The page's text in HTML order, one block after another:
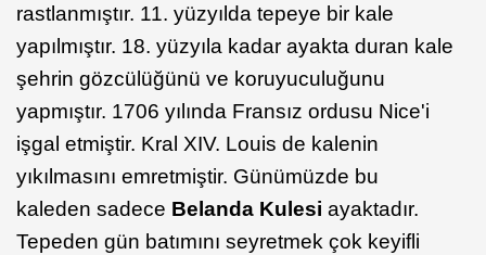
rastlanmıştır. 11. yüzyılda tepeye bir kale
yapılmıştır. 18. yüzyıla kadar ayakta duran kale
şehrin gözcülüğünü ve koruyuculuğunu
yapmıştır. 1706 yılında Fransız ordusu Nice'i
işgal etmiştir. Kral XIV. Louis de kalenin
yıkılmasını emretmiştir. Günümüzde bu
kaleden sadece Belanda Kulesi ayaktadır.
Tepeden gün batımını seyretmek çok keyifli